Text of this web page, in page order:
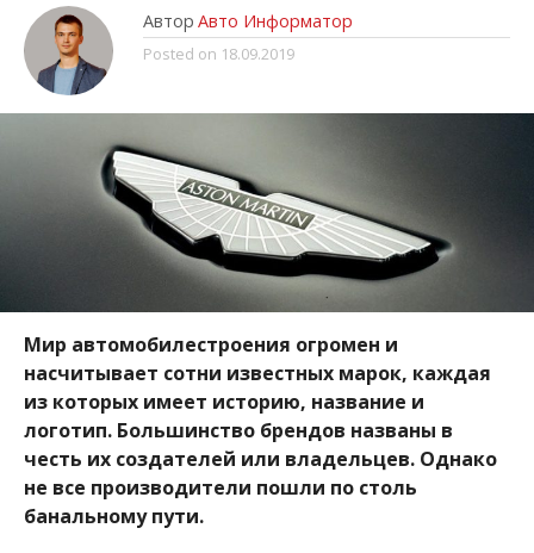
Автор Авто Информатор
Posted on 18.09.2019
Мир автомобилестроения огромен и
насчитывает сотни известных марок, каждая
из которых имеет историю, название и
логотип. Большинство брендов названы в
честь их создателей или владельцев. Однако
не все производители пошли по столь
банальному пути.